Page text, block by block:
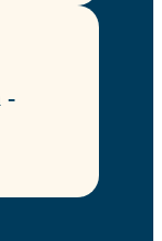
-